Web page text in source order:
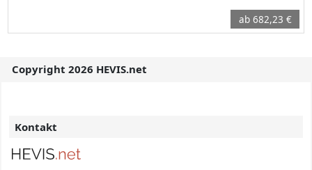
ab 682,23 €
Copyright 2026 HEVIS.net
Kontakt